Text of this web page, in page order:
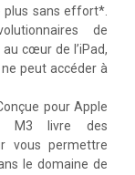
plus sans effort*.
de
cœur de l’iPad,
peut accéder à
pour Apple
M3 livre des
vous permettre
le domaine de